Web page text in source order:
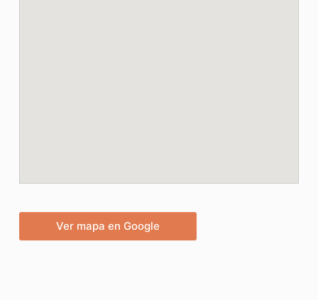
Ver mapa en Google